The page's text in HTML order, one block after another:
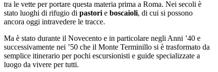
tra le vette per portare questa materia prima a Roma. Nei secoli è
stato luoghi di rifugio di pastori e boscaioli, di cui si possono
ancora oggi intravedere le tracce.
Ma è stato durante il Novecento e in particolare negli Anni ’40 e
successivamente nei ’50 che il Monte Terminillo si è trasformato da
semplice itinerario per pochi escursionisti e guide specializzate a
luogo da vivere per tutti.